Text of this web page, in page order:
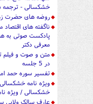
خشکسالی - ترجمه شیعی
روضه های حضرت
ناگفته های
پادکست صوتی به
معرفی دکتر
متن و صوت و فیلم
در 5 جلسه
تفسیر سوره حمد امام
ویژه نامه
خشکسالی / ویژه
عارف سالک ولایی